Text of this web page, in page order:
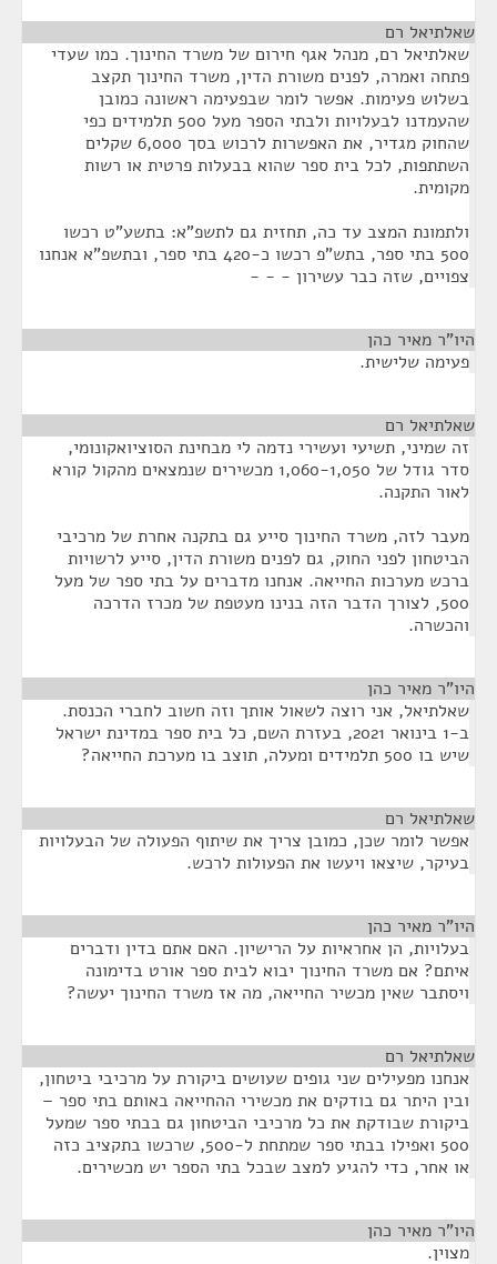
שאלתיאל רם
שאלתיאל רם, מנהל אגף חירום של משרד החינוך. כמו שעדי
פתחה ואמרה, לפנים משורת הדין, משרד החינוך תקצב
בשלוש פעימות. אפשר לומר שבפעימה ראשונה כמובן
שהעמדנו לבעלויות ולבתי הספר מעל 500 תלמידים כפי
שהחוק מגדיר, את האפשרות לרכוש בסך 6,000 שקלים
השתתפות, לכל בית ספר שהוא בבעלות פרטית או רשות
מקומית.
ולתמונת המצב עד כה, תחזית גם לתשפ"א: בתשע"ט רכשו
500 בתי ספר, בתש"פ רכשו כ-420 בתי ספר, ובתשפ"א אנחנו
צפויים, שזה כבר עשירון - - -
היו"ר מאיר כהן
פעימה שלישית.
שאלתיאל רם
זה שמיני, תשיעי ועשירי נדמה לי מבחינת הסוציואקונומי,
סדר גודל של 1,060-1,050 מכשירים שנמצאים מהקול קורא
לאור התקנה.
מעבר לזה, משרד החינוך סייע גם בתקנה אחרת של מרכיבי
הביטחון לפני החוק, גם לפנים משורת הדין, סייע לרשויות
ברכש מערכות החייאה. אנחנו מדברים על בתי ספר של מעל
500, לצורך הדבר הזה בנינו מעטפת של מכרז הדרכה
והכשרה.
היו"ר מאיר כהן
שאלתיאל, אני רוצה לשאול אותך וזה חשוב לחברי הכנסת.
ב-1 בינואר 2021, בעזרת השם, כל בית ספר במדינת ישראל
שיש בו 500 תלמידים ומעלה, תוצב בו מערכת החייאה?
שאלתיאל רם
אפשר לומר שכן, כמובן צריך את שיתוף הפעולה של הבעלויות
בעיקר, שיצאו ויעשו את הפעולות לרכש.
היו"ר מאיר כהן
בעלויות, הן אחראיות על הרישיון. האם אתם בדין ודברים
איתם? אם משרד החינוך יבוא לבית ספר אורט בדימונה
ויסתבר שאין מכשיר החייאה, מה אז משרד החינוך יעשה?
שאלתיאל רם
אנחנו מפעילים שני גופים שעושים ביקורת על מרכיבי ביטחון,
ובין היתר גם בודקים את מכשירי ההחייאה באותם בתי ספר –
ביקורת שבודקת את כל מרכיבי הביטחון גם בבתי ספר שמעל
500 ואפילו בבתי ספר שמתחת ל-500, שרכשו בתקציב כזה
או אחר, כדי להגיע למצב שבכל בתי הספר יש מכשירים.
היו"ר מאיר כהן
מצוין.